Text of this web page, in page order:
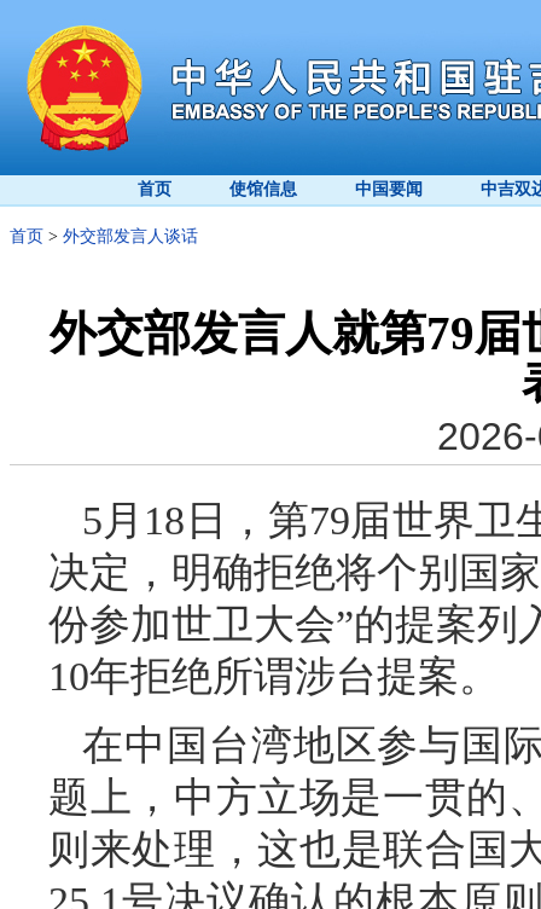
首页 使馆信息 中国要闻 中吉双
首页 > 外交部发言人谈话
外交部发言人就第79
5月18日，第79届世界
决定，明确拒绝将个别国
份参加世卫大会”的提案列
10年拒绝所谓涉台提案。
在中国台湾地区参与国
题上，中方立场是一贯的
则来处理，这也是联合国